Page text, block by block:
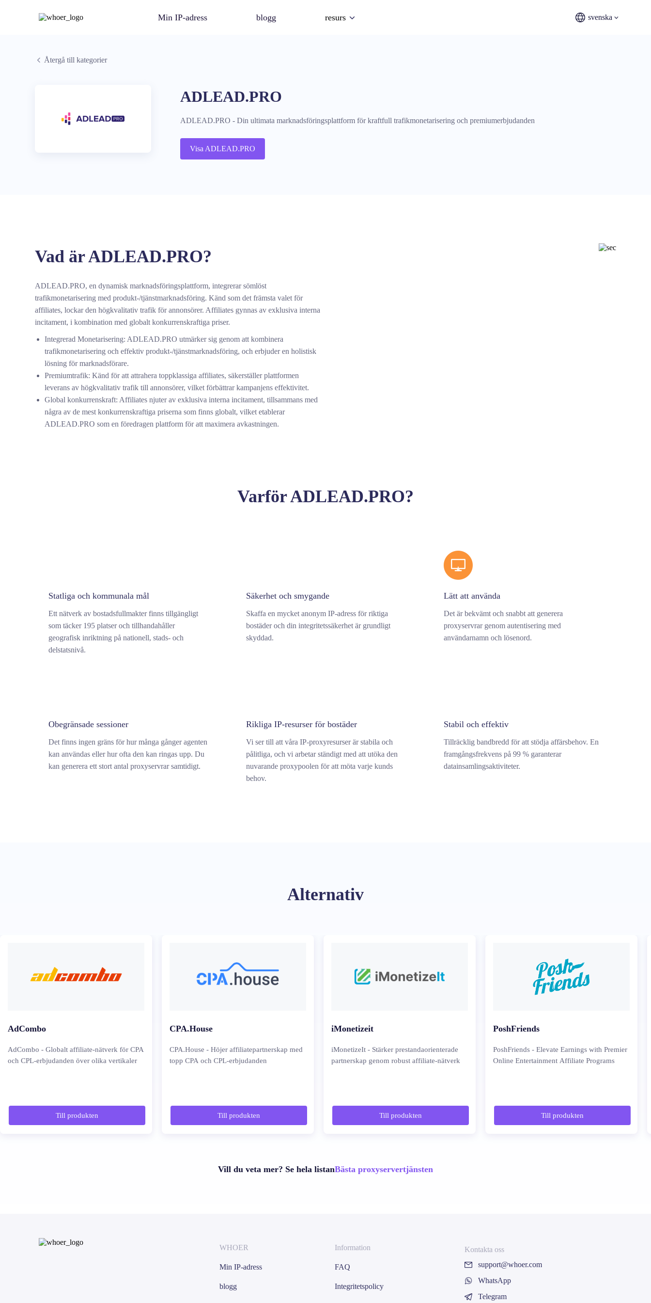
Min IP-adress blogg resurs svenska
Återgå till kategorier
ADLEAD.PRO
ADLEAD.PRO - Din ultimata marknadsföringsplattform för kraftfull trafikmonetarisering och premiumerbjudanden
Visa ADLEAD.PRO
Vad är ADLEAD.PRO?
ADLEAD.PRO, en dynamisk marknadsföringsplattform, integrerar sömlöst
trafikmonetarisering med produkt-/tjänstmarknadsföring. Känd som det främsta valet för
affiliates, lockar den högkvalitativ trafik för annonsörer. Affiliates gynnas av exklusiva interna
incitament, i kombination med globalt konkurrenskraftiga priser.
Integrerad Monetarisering: ADLEAD.PRO utmärker sig genom att kombinera
trafikmonetarisering och effektiv produkt-/tjänstmarknadsföring, och erbjuder en holistisk
lösning för marknadsförare.
Premiumtrafik: Känd för att attrahera toppklassiga affiliates, säkerställer plattformen
leverans av högkvalitativ trafik till annonsörer, vilket förbättrar kampanjens effektivitet.
Global konkurrenskraft: Affiliates njuter av exklusiva interna incitament, tillsammans med
några av de mest konkurrenskraftiga priserna som finns globalt, vilket etablerar
ADLEAD.PRO som en föredragen plattform för att maximera avkastningen.
Varför ADLEAD.PRO?
Statliga och kommunala mål
Ett nätverk av bostadsfullmakter finns tillgängligt
som täcker 195 platser och tillhandahåller
geografisk inriktning på nationell, stads- och
delstatsnivå.
Säkerhet och smygande
Skaffa en mycket anonym IP-adress för riktiga
bostäder och din integritetssäkerhet är grundligt
skyddad.
Lätt att använda
Det är bekvämt och snabbt att generera
proxyservrar genom autentisering med
användarnamn och lösenord.
Obegränsade sessioner
Det finns ingen gräns för hur många gånger agenten
kan användas eller hur ofta den kan ringas upp. Du
kan generera ett stort antal proxyservrar samtidigt.
Rikliga IP-resurser för bostäder
Vi ser till att våra IP-proxyresurser är stabila och
pålitliga, och vi arbetar ständigt med att utöka den
nuvarande proxypoolen för att möta varje kunds
behov.
Stabil och effektiv
Tillräcklig bandbredd för att stödja affärsbehov. En
framgångsfrekvens på 99 % garanterar
datainsamlingsaktiviteter.
Alternativ
AdCombo
AdCombo - Globalt affiliate-nätverk för CPA
och CPL-erbjudanden över olika vertikaler
Till produkten
CPA.House
CPA.House - Höjer affiliatepartnerskap med
topp CPA och CPL-erbjudanden
Till produkten
iMonetizeit
iMonetizeIt - Stärker prestandaorienterade
partnerskap genom robust affiliate-nätverk
Till produkten
PoshFriends
PoshFriends - Elevate Earnings with Premier
Online Entertainment Affiliate Programs
Till produkten
Vill du veta mer? Se hela listanBästa proxyservertjänsten
WHOER
Min IP-adress
blogg
Information
FAQ
Integritetspolicy
Kontakta oss
support@whoer.com
WhatsApp
Telegram